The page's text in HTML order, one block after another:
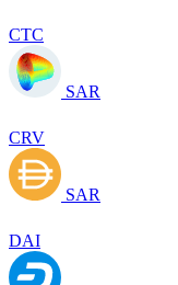
CTC
SAR
CRV
SAR
DAI